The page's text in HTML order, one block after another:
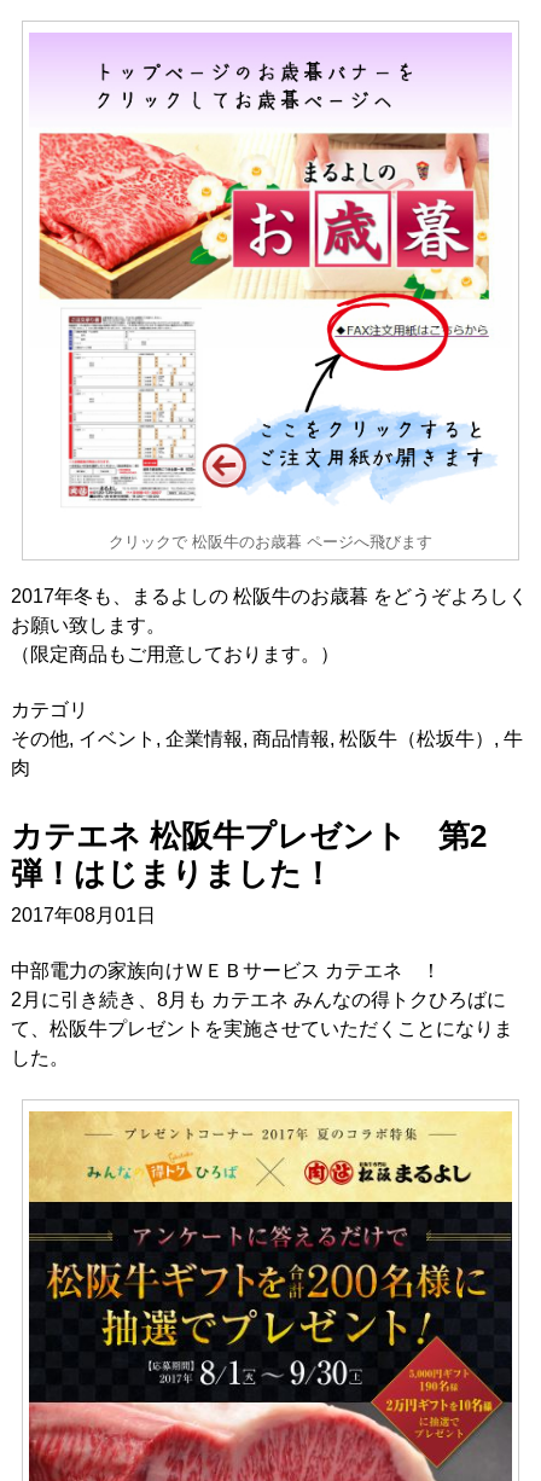
クリックで 松阪牛のお歳暮 ページへ飛びます
2017年冬も、まるよしの 松阪牛のお歳暮 をどうぞよろしく
お願い致します。
（限定商品もご用意しております。）
カテゴリ
その他, イベント , 企業情報, 商品情報, 松阪牛（松坂牛） , 牛
肉
カテエネ 松阪牛プレゼント 第2
弾！はじまりました！
2017年08月01日
中部電力の家族向けＷＥＢサービス カテエネ ！
2月に引き続き、8月も カテエネ みんなの得トクひろばに
て、松阪牛プレゼントを実施させていただくことになりま
した。